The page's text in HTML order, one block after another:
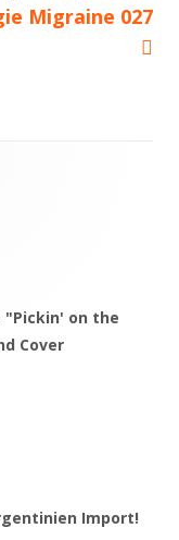
Migraine 027
"Pickin' on the
Cover
Import!